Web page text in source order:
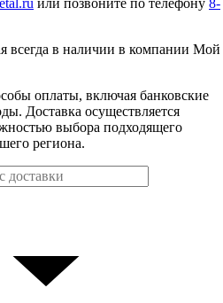
всегда в наличии в компании Мой
оплаты, включая банковские
Доставка осуществляется
выбора подходящего
региона.